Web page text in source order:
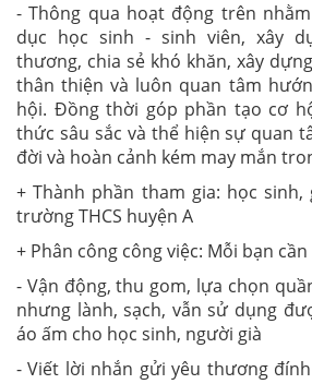
- Thông qua hoạt động trên
dục học sinh - sinh viên, xây
thương, chia sẻ khó khăn, xây
thân thiện và luôn quan tâm
hội. Đồng thời góp phần tạo cơ
thức sâu sắc và thể hiện sự quan
đời và hoàn cảnh kém may mắn
+ Thành phần tham gia: học sinh,
trường THCS huyện A
+ Phân công công việc: Mỗi bạn cần
- Vận động, thu gom, lựa chọn
nhưng lành, sạch, vẫn sử dụng
áo ấm cho học sinh, người già
- Viết lời nhắn gửi yêu thương